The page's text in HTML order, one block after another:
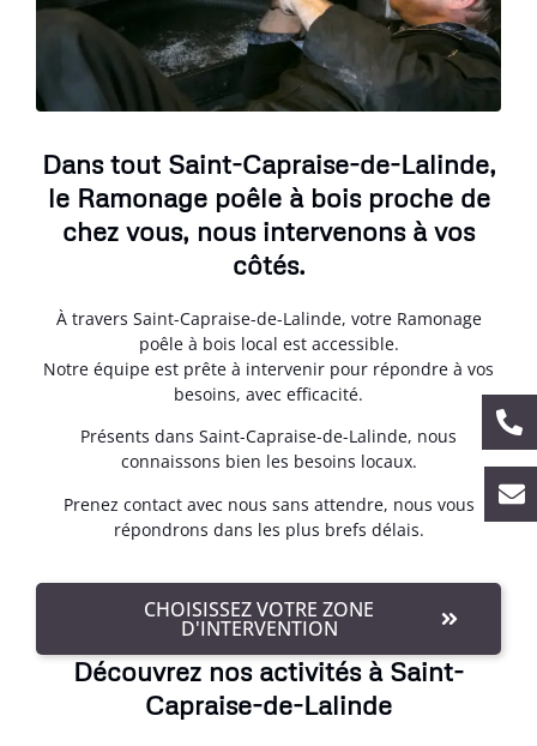
Dans tout Saint-Capraise-de-Lalinde,
le Ramonage poêle à bois proche de
chez vous, nous intervenons à vos
côtés.
À travers Saint-Capraise-de-Lalinde, votre Ramonage
poêle à bois local est accessible.
Notre équipe est prête à intervenir pour répondre à vos
besoins, avec efficacité.
Présents dans Saint-Capraise-de-Lalinde, nous
connaissons bien les besoins locaux.
Prenez contact avec nous sans attendre, nous vous
répondrons dans les plus brefs délais.
CHOISISSEZ VOTRE ZONE
D'INTERVENTION
Découvrez nos activités à Saint-
Capraise-de-Lalinde